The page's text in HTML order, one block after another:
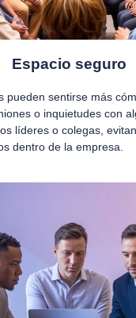
Espacio seguro
pueden sentirse más
o inquietudes con
líderes o colegas,
dentro de la empresa.